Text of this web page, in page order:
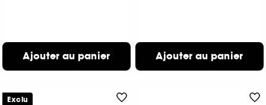
Ajouter au panier Ajouter au panier
Exclu